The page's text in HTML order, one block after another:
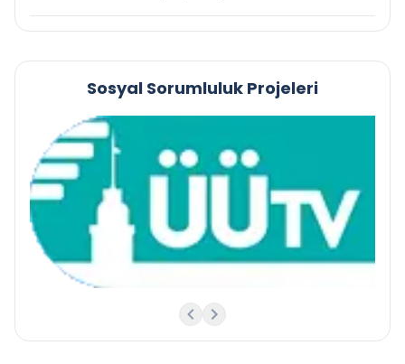
Sosyal Sorumluluk Projeleri